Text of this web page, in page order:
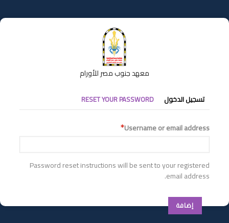
إلى
المحتوى
معهد جنوب مصر للأورام
التبويبات
الأساسية
تسجيل الدخول RESET YOUR PASSWORD
Username or email address
Password reset instructions will be sent to your registered
email address.